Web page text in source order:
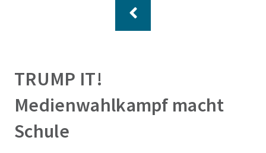
TRUMP IT!
Medienwahlkampf macht
Schule